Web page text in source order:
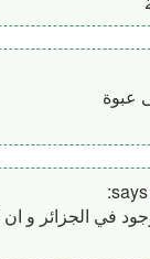
عبوة
says:
في الجزائر و